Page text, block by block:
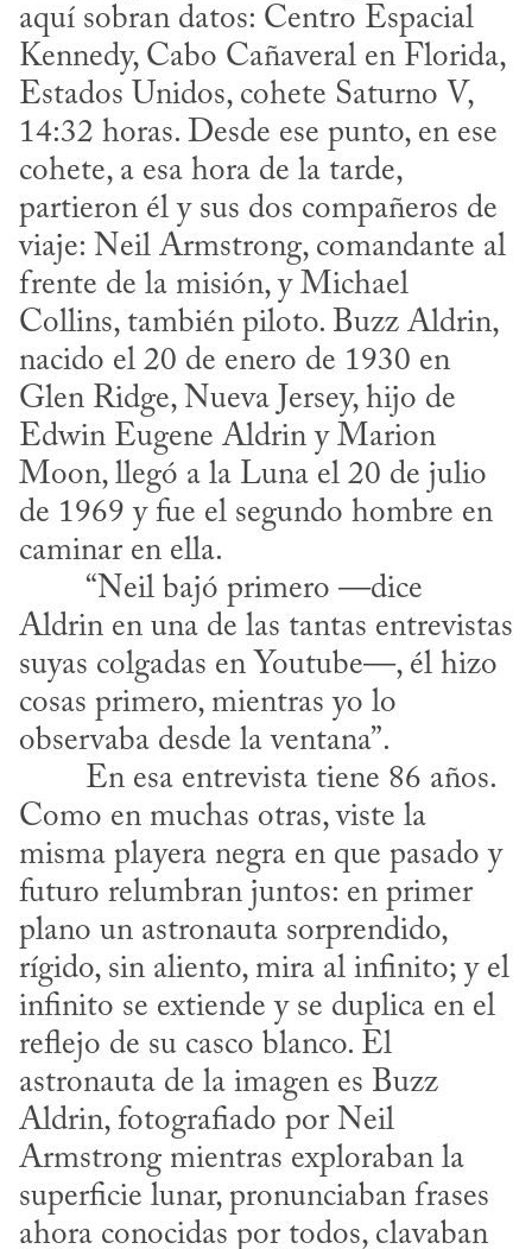
aquí sobran datos: Centro Espacial
Kennedy, Cabo Cañaveral en Florida,
Estados Unidos, cohete Saturno V,
14:32 horas. Desde ese punto, en ese
cohete, a esa hora de la tarde,
partieron él y sus dos compañeros de
viaje: Neil Armstrong, comandante al
frente de la misión, y Michael
Collins, también piloto. Buzz Aldrin,
nacido el 20 de enero de 1930 en
Glen Ridge, Nueva Jersey, hijo de
Edwin Eugene Aldrin y Marion
Moon, llegó a la Luna el 20 de julio
de 1969 y fue el segundo hombre en
caminar en ella.
Aldrin en una de las tantas entrevistas
suyas colgadas en Youtube—, él hizo
cosas primero, mientras yo lo
observaba desde la ventana”.
Como en muchas otras, viste la
misma playera negra en que pasado y
futuro relumbran juntos: en primer
plano un astronauta sorprendido,
rígido, sin aliento, mira al infinito; y el
infinito se extiende y se duplica en el
reflejo de su casco blanco. El
astronauta de la imagen es Buzz
Aldrin, fotografiado por Neil
Armstrong mientras exploraban la
superficie lunar, pronunciaban frases
ahora conocidas por todos, clavaban